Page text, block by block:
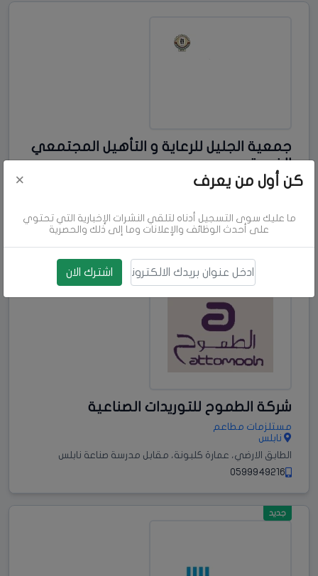
جمعية الجليل للرعاية و التأهيل المجتمعي
الخيرية
مركز ثقافي
جنين
0597190508
شركة الطموح للتوريدات الصناعية
مستلزمات مطاعم
نابلس
الطابق الارضي، عمارة كلبونة، مقابل مدرسة صناعة نابلس
0599949216
جديد
كن أول من يعرف ×
ما عليك سوى التسجيل أدناه لتلقي النشرات الإخبارية التي تحتوي
على أحدث الوظائف والإعلانات وما إلى ذلك والحصرية
بريد الالكتروني اشترك الان